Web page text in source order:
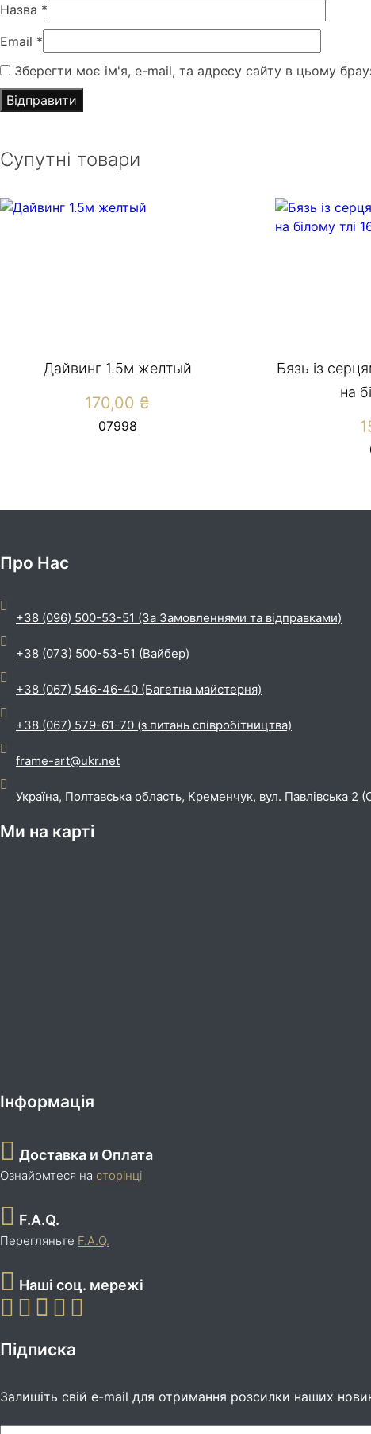
Назва *
Email *
Зберегти моє ім'я, e-mail, та адресу сайту в цьому
Супутні товари
Дайвинг 1.5м желтый
170,00 ₴
07998
Бязь із
на
Про Нас
+38 (096) 500-53-51 (За Замовленнями та відправками)
+38 (073) 500-53-51 (Вайбер)
+38 (067) 546-46-40 (Багетна майстерня)
+38 (067) 579-61-70 (з питань співробітництва)
frame-art@ukr.net
Україна, Полтавська область, Кременчук, вул. Павлівська 2
Ми на карті
Інформація
Доставка и Оплата
Ознайомтеся на сторінці
F.A.Q.
Перегляньте F.A.Q.
Наші соц. мережі
Підписка
Залишіть свій e-mail для отримання розсилки наших